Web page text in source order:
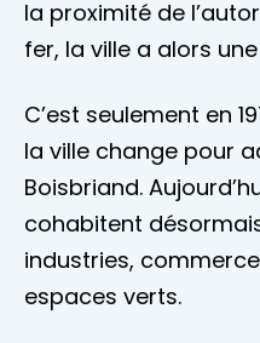
la proximité de
fer, la ville a alors
C’est seulement en
la ville change pour
Boisbriand.
cohabitent
industries,
espaces verts.